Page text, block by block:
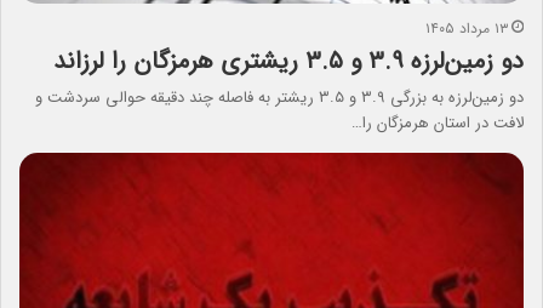
۱۳ مرداد ۱۴۰۵
دو زمین‌لرزه ۳.۹ و ۳.۵ ریشتری هرمزگان را لرزاند
دو زمین‌لرزه به بزرگی ۳.۹ و ۳.۵ ریشتر به فاصله چند دقیقه حوالی سردشت و
لافت در استان هرمزگان را…